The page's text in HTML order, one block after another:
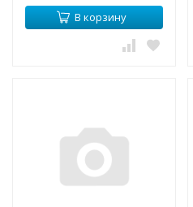
В корзину